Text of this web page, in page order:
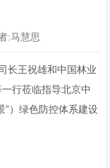
:马慧思
长王祝雄和中国林业
行莅临指导北京中
”）绿色防控体系建设